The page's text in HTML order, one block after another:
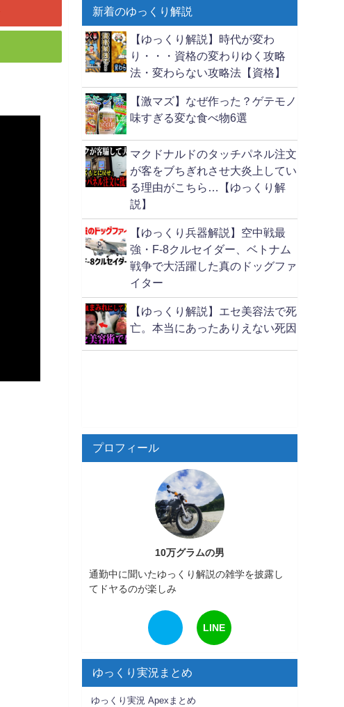
新着のゆっくり解説
【ゆっくり解説】時代が変わ
り・・・資格の変わりゆく攻略
法・変わらない攻略法【資格】
【激マズ】なぜ作った？ゲテモノ
味すぎる変な食べ物6選
マクドナルドのタッチパネル注文
が客をブちぎれさせ大炎上してい
る理由がこちら…【ゆっくり解
説】
【ゆっくり兵器解説】空中戦最
強・F-8クルセイダー、ベトナム
戦争で大活躍した真のドッグファ
イター
【ゆっくり解説】エセ美容法で死
亡。本当にあったありえない死因
プロフィール
10万グラムの男
通勤中に聞いたゆっくり解説の雑学を披露し
てドヤるのが楽しみ
LINE
ゆっくり実況まとめ
ゆっくり実況 Apexまとめ